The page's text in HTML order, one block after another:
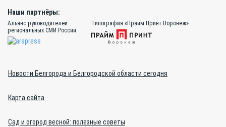
Наши партнёры:
Альянс руководителей
региональных СМИ России
Типография «Прайм Принт Воронеж»
Новости Белгорода и Белгородской области сегодня
Карта сайта
Сад и огород весной: полезные советы